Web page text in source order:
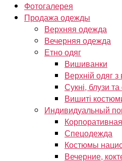
Фотогалерея
Продажа одежды
Верхняя одежда
Вечерняя одежда
Етно одяг
Вишиванки
Верхній одяг
Сукні, блузи
Вишиті
Индивидуальный
Спецодежда
Костюмы
Вечерние,